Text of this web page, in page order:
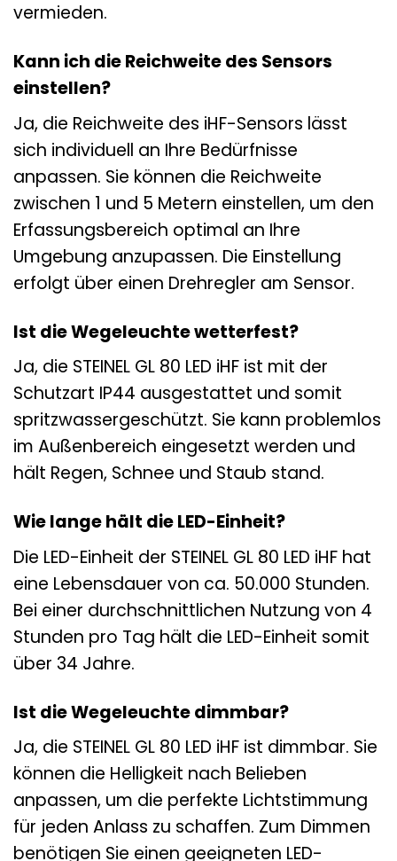
vermieden.
Kann ich die Reichweite des Sensors
einstellen?
Ja, die Reichweite des iHF-Sensors lässt
sich individuell an Ihre Bedürfnisse
anpassen. Sie können die Reichweite
zwischen 1 und 5 Metern einstellen, um den
Erfassungsbereich optimal an Ihre
Umgebung anzupassen. Die Einstellung
erfolgt über einen Drehregler am Sensor.
Ist die Wegeleuchte wetterfest?
Ja, die STEINEL GL 80 LED iHF ist mit der
Schutzart IP44 ausgestattet und somit
spritzwassergeschützt. Sie kann problemlos
im Außenbereich eingesetzt werden und
hält Regen, Schnee und Staub stand.
Wie lange hält die LED-Einheit?
Die LED-Einheit der STEINEL GL 80 LED iHF hat
eine Lebensdauer von ca. 50.000 Stunden.
Bei einer durchschnittlichen Nutzung von 4
Stunden pro Tag hält die LED-Einheit somit
über 34 Jahre.
Ist die Wegeleuchte dimmbar?
Ja, die STEINEL GL 80 LED iHF ist dimmbar. Sie
können die Helligkeit nach Belieben
anpassen, um die perfekte Lichtstimmung
für jeden Anlass zu schaffen. Zum Dimmen
benötigen Sie einen geeigneten LED-